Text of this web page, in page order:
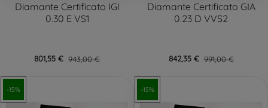
Diamante Certificato IGI
0.30 E VS1
801,55 € 943,00 €
Diamante Certificato GIA
0.23 D VVS2
842,35 € 991,00 €
-15% -15%